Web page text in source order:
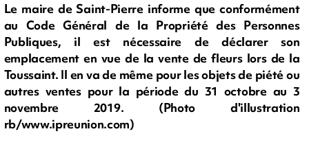
Le maire de Saint-Pierre informe que conformément
au Code Général de la Propriété des Personnes
Publiques, il est nécessaire de déclarer son
emplacement en vue de la vente de fleurs lors de la
Toussaint. Il en va de même pour les objets de piété ou
autres ventes pour la période du 31 octobre au 3
novembre 2019. (Photo d'illustration
rb/www.ipreunion.com)